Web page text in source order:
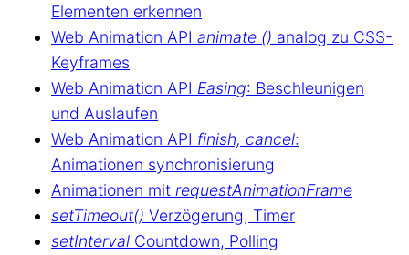
Elementen erkennen
Web Animation API animate () analog zu CSS-
Keyframes
Web Animation API Easing: Beschleunigen
und Auslaufen
Web Animation API finish, cancel:
Animationen synchronisierung
Animationen mit requestAnimationFrame
setTimeout() Verzögerung, Timer
setInterval Countdown, Polling